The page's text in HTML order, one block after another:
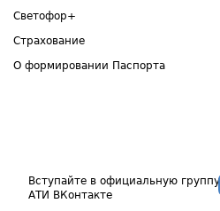
Светофор+
Страхование
О формировании Паспорта
Вступайте в официальную группу
АТИ ВКонтакте